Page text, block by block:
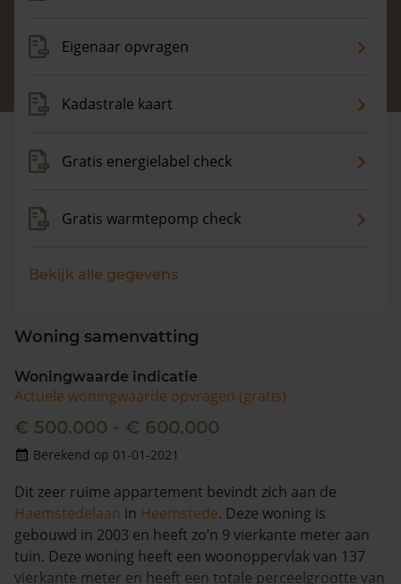
Eigenaar opvragen
Kadastrale kaart
Gratis energielabel check
Gratis warmtepomp check
Bekijk alle gegevens
Woning samenvatting
Woningwaarde indicatie
Actuele woningwaarde opvragen (gratis)
€ 500.000 - € 600.000
Berekend op 01-01-2021
Dit zeer ruime appartement bevindt zich aan de
Haemstedelaan in Heemstede. Deze woning is
gebouwd in 2003 en heeft zo’n 9 vierkante meter aan
tuin. Deze woning heeft een woonoppervlak van 137
vierkante meter en heeft een totale perceelgrootte van